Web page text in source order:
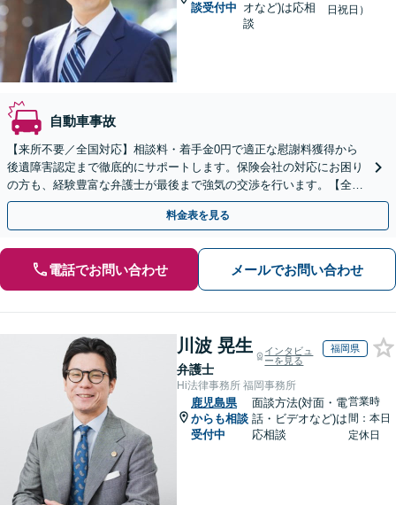
談受付中 オなど)は応相
談
日祝日）
自動車事故
【来所不要／全国対応】相談料・着手金0円で適正な慰謝料獲得から
後遺障害認定まで徹底的にサポートします。保険会社の対応にお困り
の方も、経験豊富な弁護士が最後まで強気の交渉を行います。【全国
13拠点】お気軽にご相談ください。
料金表を見る
電話でお問い合わせ メールでお問い合わせ
川波 晃生
弁護士
インタビュ
ーを見る
福岡県
Hi法律事務所 福岡事務所
鹿児島県
からも相談
受付中
面談方法(対面・電
話・ビデオなど)は
応相談
営業時
間：本日
定休日